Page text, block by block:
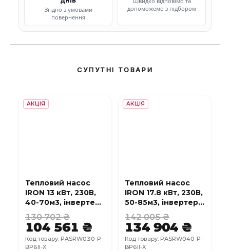
Згідно з умовами
повернення
допоможемо з підбором
СУПУТНІ ТОВАРИ
АКЦІЯ
Тепловий насос
IRON 13 кВт, 230В,
40-70м3, інвертер,
з охолодженням,
WI-FI
130 702 ₴
104 561 ₴
Код товару: PASRW030-P-
BP6II-X
АКЦІЯ
Тепловий насос
IRON 17.8 кВт, 230В,
50-85м3, інвертер,
з охолодженням,
WI-FI
142 005 ₴
134 904 ₴
Код товару: PASRW040-P-
BP6II-X